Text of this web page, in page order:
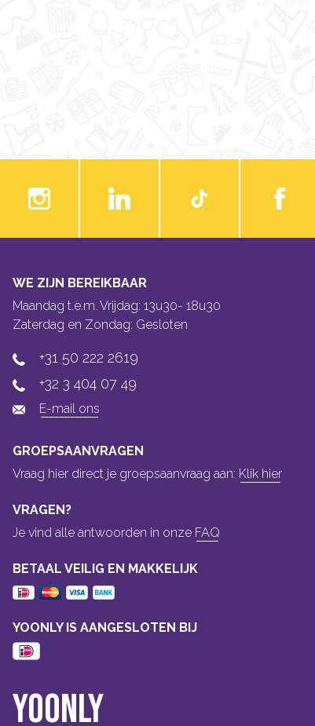
Yoonly
WE ZIJN BEREIKBAAR
Maandag t.e.m. Vrijdag: 13u30- 18u30
Zaterdag en Zondag: Gesloten
+31 50 222 2619
+32 3 404 07 49
E-mail ons
GROEPSAANVRAGEN
Vraag hier direct je groepsaanvraag aan: Klik hier
VRAGEN?
Je vind alle antwoorden in onze FAQ
BETAAL VEILIG EN MAKKELIJK
YOONLY IS AANGESLOTEN BIJ